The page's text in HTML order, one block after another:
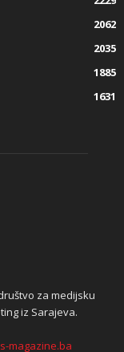
2062
2035
1885
1631
za medijsku
iz Sarajeva.
magazine.ba